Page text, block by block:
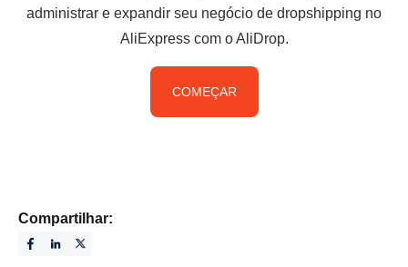
administrar e expandir seu negócio de dropshipping no
AliExpress com o AliDrop.
COMEÇAR
Compartilhar: